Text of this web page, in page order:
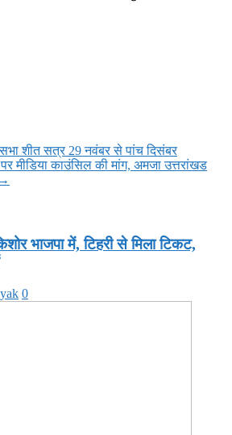
शीत सत्र 29 नवंबर से पांच दिसंबर
मीडिया काउंसिल की मांग, अमजा उत्तरांखड
→
भाजपा में, टिहरी से मिला टिकट,
0